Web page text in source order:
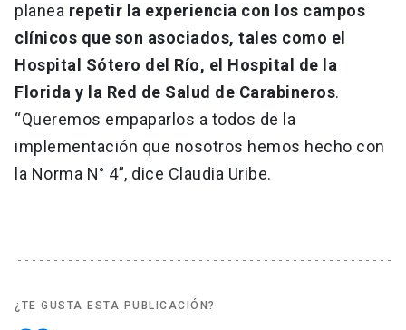
planea repetir la experiencia con los campos
clínicos que son asociados, tales como el
Hospital Sótero del Río, el Hospital de la
Florida y la Red de Salud de Carabineros.
“Queremos empaparlos a todos de la
implementación que nosotros hemos hecho con
la Norma N° 4”, dice Claudia Uribe.
¿TE GUSTA ESTA PUBLICACIÓN?